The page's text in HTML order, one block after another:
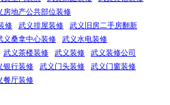
房地产公共部位装修
修 武义排屋装修
武义旧房二手房翻新
义桑拿中心装修
武义水电装修
武义茶楼装修 武义装修
武义装修公司
银行装修 武义门头装修
武义门窗装修
餐厅装修